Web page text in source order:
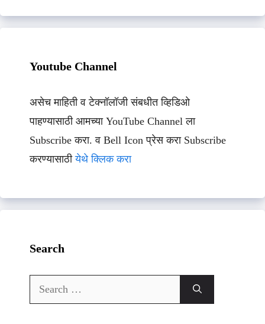
Youtube Channel
असेच माहिती व टेक्नॉलॉजी संबधीत व्हिडिओ
पाहण्यासाठी आमच्या YouTube Channel ला
Subscribe करा. व Bell Icon प्रेस करा Subscribe
करण्यासाठीयेथे क्लिक करा
Search
Search
for: